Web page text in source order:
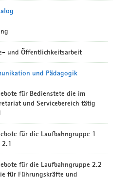
und Öffentlichkeitsarbeit
und Pädagogik
für Bedienstete die im
und Servicebereich tätig
für die Laufbahngruppe 1
2.1
für die Laufbahngruppe 2.2
für Führungskräfte und